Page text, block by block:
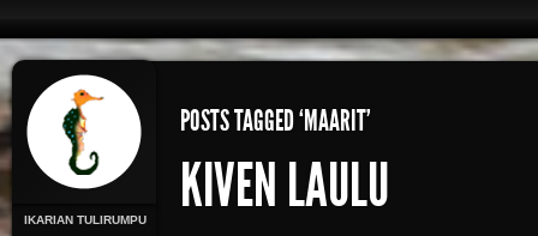
IKARIAN TULIRUMPU
POSTS TAGGED ‘MAARIT’
KIVEN LAULU